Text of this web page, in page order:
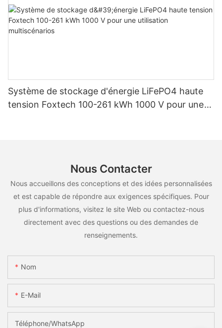
Système de stockage d'énergie LiFePO4 haute
tension Foxtech 100-261 kWh 1000 V pour une
Nous Contacter
Nous accueillons des conceptions et des idées personnalisées
et est capable de répondre aux exigences spécifiques. Pour
plus d'informations, visitez le site Web ou contactez-nous
directement avec des questions ou des demandes de
renseignements.
Nom
E-Mail
Téléphone/WhatsApp